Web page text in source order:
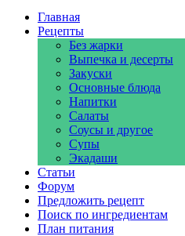
Главная
Рецепты
Без жарки
Выпечка и десерты
Закуски
Основные блюда
Напитки
Салаты
Соусы и другое
Супы
Экадаши
Статьи
Форум
Предложить рецепт
Поиск по ингредиентам
План питания